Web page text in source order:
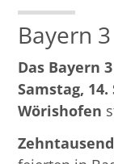
Bayern
Das Bayern
Samstag,
Wörishofen